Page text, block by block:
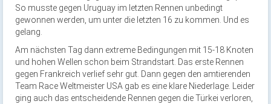
So musste gegen Uruguay im letzten Rennen unbedingt
gewonnen werden, um unter die letzten 16 zu kommen. Und es
gelang.
Am nächsten Tag dann extreme Bedingungen mit 15-18 Knoten
und hohen Wellen schon beim Strandstart. Das erste Rennen
gegen Frankreich verlief sehr gut. Dann gegen den amtierenden
Team Race Weltmeister USA gab es eine klare Niederlage. Leider
ging auch das entscheidende Rennen gegen die Türkei verloren,